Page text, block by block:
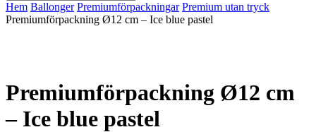
Hem Ballonger Premium­förpackningar Premium utan tryck
Premiumförpackning Ø12 cm – Ice blue pastel
Premiumförpackning Ø12 cm
– Ice blue pastel